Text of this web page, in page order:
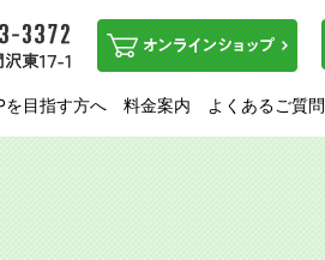
を目指す方へ 料金案内 よくあるご質問